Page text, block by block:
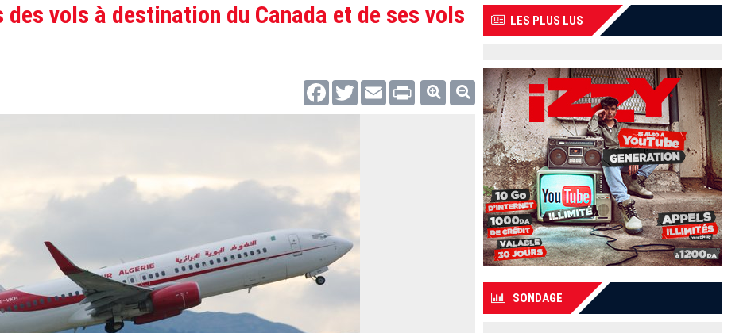
vols à destination du Canada et de ses vols
FacebookTwitter Email Print
LES PLUS LUS
SONDAGE